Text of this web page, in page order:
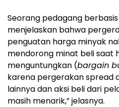
Seorang pedagang
menjelaskan bahwa
penguatan harga minyak
mendorong minat beli saat
menguntungkan (bargain
karena pergerakan spread
lainnya dan aksi beli dari
masih menarik,” jelasnya.